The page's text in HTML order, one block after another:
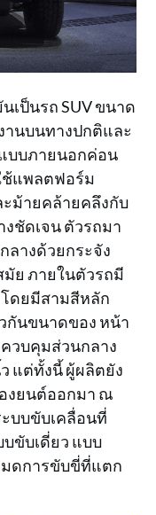
เป็นรถ SUV ขนาด
านบนทางปกติและ
บบภายนอกค่อน
ช้แพลตฟอร์ม
ม้ายคล้ายคลึงกับ
งชัดเจน ตัวรถมา
ลางด้วยกระจัง
ย ภายในตัวรถมี
ดยมีสามสีหลัก
กันขนาดของ หน้า
วบคุมส่วนกลาง
แต่ทั้งนี้ ผู้ผลิตยัง
งยนต์ออกมา ณ
บบขับเคลื่อนที่
ขับเดี่ยว แบบ
มดการขับขี่ที่แตก